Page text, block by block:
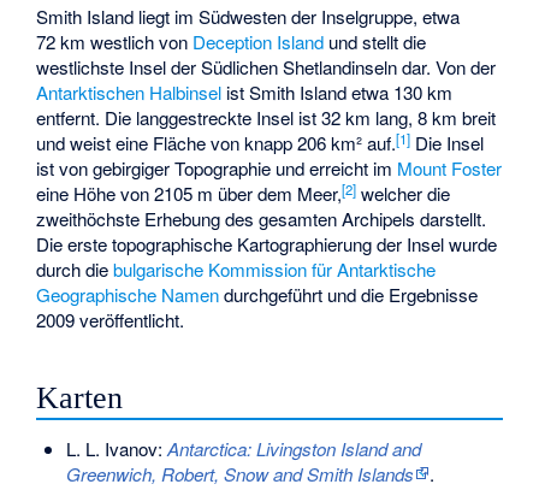
Smith Island liegt im Südwesten der Inselgruppe, etwa
72 km westlich von Deception Island und stellt die
westlichste Insel der Südlichen Shetlandinseln dar. Von der
Antarktischen Halbinsel ist Smith Island etwa 130 km
entfernt. Die langgestreckte Insel ist 32 km lang, 8 km breit
und weist eine Fläche von knapp 206 km² auf.[1] Die Insel
ist von gebirgiger Topographie und erreicht im Mount Foster
eine Höhe von 2105 m über dem Meer,[2] welcher die
zweithöchste Erhebung des gesamten Archipels darstellt.
Die erste topographische Kartographierung der Insel wurde
durch diebulgarische Kommission für Antarktische
Geographische Namendurchgeführt und die Ergebnisse
2009 veröffentlicht.
Karten
L. L. Ivanov: Antarctica: Livingston Island and
Greenwich, Robert, Snow and Smith Islands
.